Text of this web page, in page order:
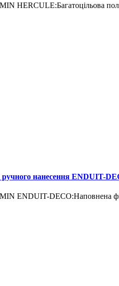
нанесення ENDUIT-
DECO:Наповнена